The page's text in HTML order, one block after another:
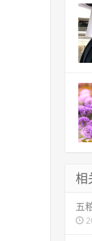
相
五